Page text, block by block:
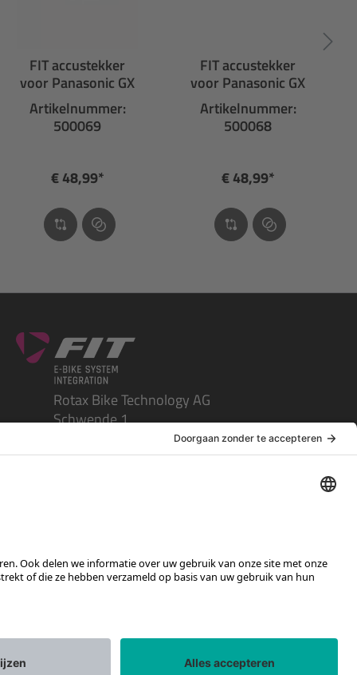
FIT accustekker
voor Panasonic GX
Artikelnummer:
500069
€ 48,99*
FIT accustekker
voor Panasonic GX
Artikelnummer:
500068
€ 48,99*
Rotax Bike Technology AG
Schwende 1